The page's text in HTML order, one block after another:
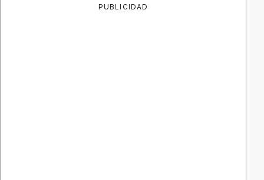
PUBLICIDAD